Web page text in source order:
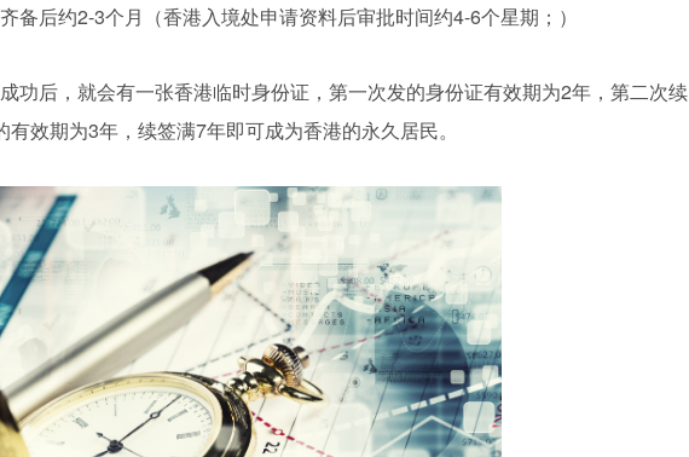
备后约2-3个月（香港入境处申请资料后审批时间约4-6个星期；）
功后，就会有一张香港临时身份证，第一次发的身份证有效期为2年，第二次续
效期为3年，续签满7年即可成为香港的永久居民。